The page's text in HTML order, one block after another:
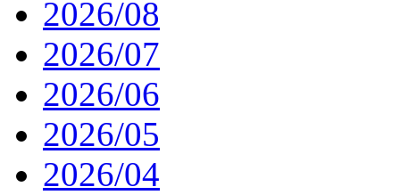
2026/08
2026/07
2026/06
2026/05
2026/04